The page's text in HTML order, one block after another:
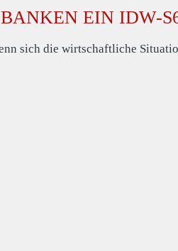
EIN IDW-
sich die wirtschaftliche